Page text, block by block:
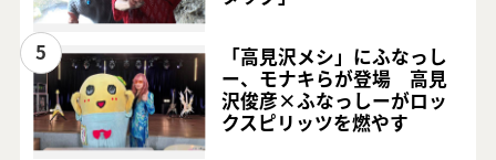
5
「高見沢メシ」にふなっし
ー、モナキらが登場 高見
沢俊彦×ふなっしーがロッ
クスピリッツを燃やす